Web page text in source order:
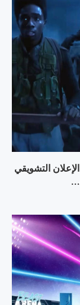
التشويقي